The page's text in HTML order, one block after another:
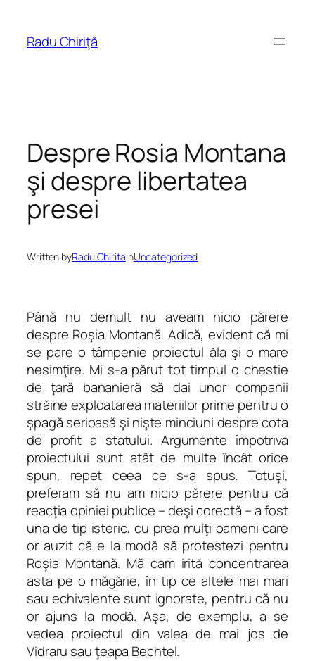
content
Radu Chiriţă
Despre Rosia Montana
şi despre libertatea
presei
Written byRadu ChiritainUncategorized
Până nu demult nu aveam nicio părere
despre Roşia Montană. Adică, evident că mi
se pare o tâmpenie proiectul ăla şi o mare
nesimţire. Mi s-a părut tot timpul o chestie
de ţară bananieră să dai unor companii
străine exploatarea materiilor prime pentru o
şpagă serioasă şi nişte minciuni despre cota
de profit a statului. Argumente împotriva
proiectului sunt atât de multe încât orice
spun, repet ceea ce s-a spus. Totuşi,
preferam să nu am nicio părere pentru că
reacţia opiniei publice – deşi corectă – a fost
una de tip isteric, cu prea mulţi oameni care
or auzit că e la modă să protestezi pentru
Roşia Montană. Mă cam irită concentrarea
asta pe o măgărie, în tip ce altele mai mari
sau echivalente sunt ignorate, pentru că nu
or ajuns la modă. Aşa, de exemplu, a se
vedea proiectul din valea de mai jos de
Vidraru sau ţeapa Bechtel.